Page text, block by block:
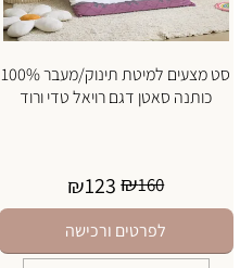
סט מצעים למיטת תינוק/מעבר 100%
כותנה סאטן דגם רויאל טדי ורוד
₪160
₪123
לפרטים ורכישה